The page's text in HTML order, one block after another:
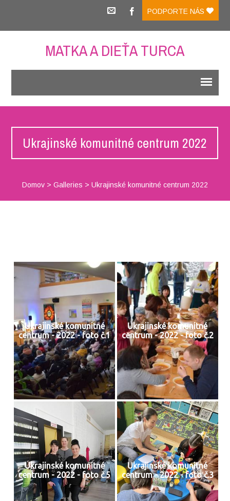
PODPORTE NÁS
MATKA A DIEŤA TURCA
Ukrajinské komunitné centrum 2022
Domov> Galleries > Ukrajinské komunitné centrum 2022
Ukrajinské komunitné
centrum - 2022 - foto č.1
Ukrajinské komunitné
centrum - 2022 - foto č.2
Ukrajinské komunitné
centrum - 2022 - foto č.5
Ukrajinské komunitné
centrum - 2022 - foto č.3